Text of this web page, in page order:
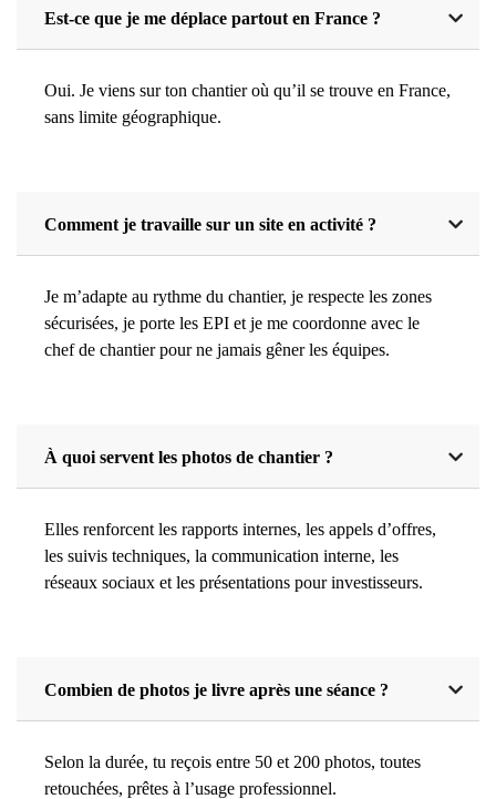
Est-ce que je me déplace partout en France ?
Oui. Je viens sur ton chantier où qu’il se trouve en France,
sans limite géographique.
Comment je travaille sur un site en activité ?
Je m’adapte au rythme du chantier, je respecte les zones
sécurisées, je porte les EPI et je me coordonne avec le
chef de chantier pour ne jamais gêner les équipes.
À quoi servent les photos de chantier ?
Elles renforcent les rapports internes, les appels d’offres,
les suivis techniques, la communication interne, les
réseaux sociaux et les présentations pour investisseurs.
Combien de photos je livre après une séance ?
Selon la durée, tu reçois entre 50 et 200 photos, toutes
retouchées, prêtes à l’usage professionnel.